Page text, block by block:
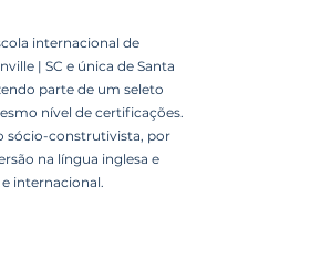
internacional de
| SC e única de Santa
parte de um seleto
nível de certificações.
sócio-construtivista, por
na língua inglesa e
internacional.